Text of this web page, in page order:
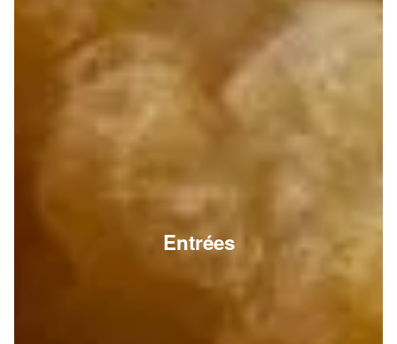
Entrées